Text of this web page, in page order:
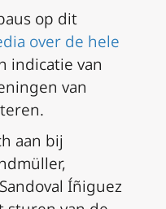
op dit
over de hele
indicatie van
van
aan bij
Íñiguez